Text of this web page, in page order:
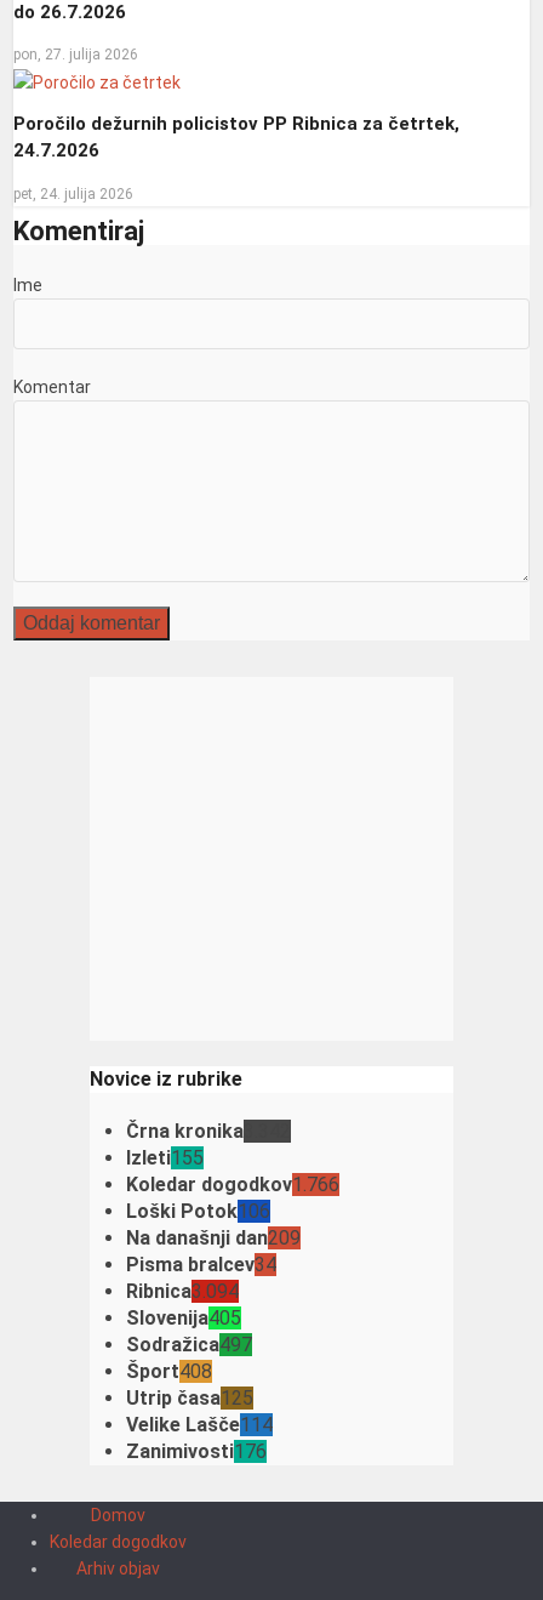
do 26.7.2026
pon, 27. julija 2026
Poročilo dežurnih policistov PP Ribnica za četrtek,
24.7.2026
pet, 24. julija 2026
Komentiraj
Ime
Komentar
Novice iz rubrike
Črna kronika
Izleti155
Koledar dogodkov1.766
Loški Potok106
Na današnji dan209
Pisma bralcev34
Ribnica3.094
Slovenija405
Sodražica497
Šport408
Utrip časa125
Velike Lašče114
Zanimivosti176
Domov
Koledar dogodkov
Arhiv objav